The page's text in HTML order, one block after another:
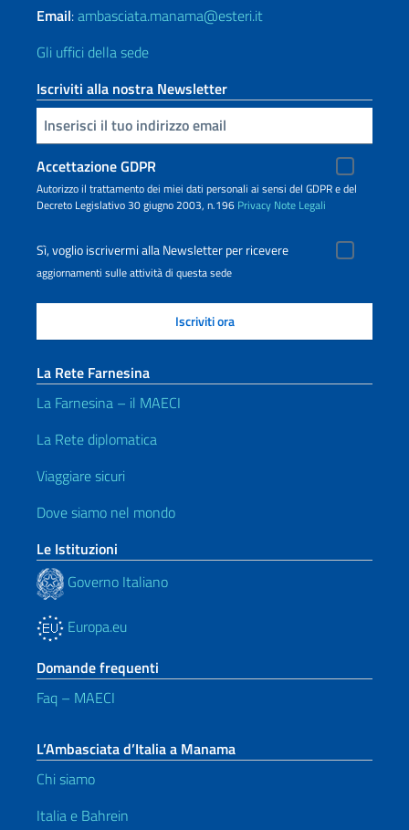
Email:ambasciata.manama@esteri.it
Gli uffici della sede
Iscriviti alla nostra Newsletter
Inserisci la tua email
Accettazione GDPR
Autorizzo il trattamento dei miei dati personali ai sensi del GDPR e del
Decreto Legislativo 30 giugno 2003, n.196 Privacy Note Legali
Sì, voglio iscrivermi alla Newsletter per ricevere
aggiornamenti sulle attività di questa sede
La Rete Farnesina
La Farnesina – il MAECI
La Rete diplomatica
Viaggiare sicuri
Dove siamo nel mondo
Le Istituzioni
Governo Italiano
Europa.eu
Domande frequenti
Faq – MAECI
L’Ambasciata d’Italia a Manama
Chi siamo
Italia e Bahrein